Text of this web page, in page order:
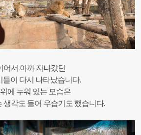
어서 아까 지나갔던
들이 다시 나타났습니다.
에 누워 있는 모습은
생각도 들어 우습기도 했습니다.